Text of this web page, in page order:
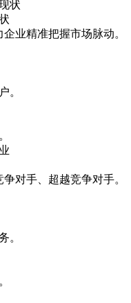
业精准把握市场脉动。
。
对手、超越竞争对手。
。